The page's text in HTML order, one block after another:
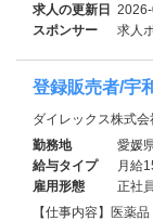
求人の更新日
スポンサー
求人
登録販売者/宇
ダイレックス株式会
勤務地
愛媛
給与タイプ
月給
雇用形態
正社
【仕事内容】医薬